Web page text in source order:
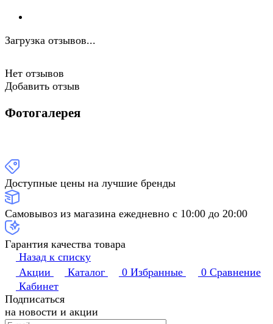
Загрузка отзывов...
Нет отзывов
Добавить отзыв
Фотогалерея
Доступные цены на лучшие бренды
Самовывоз из магазина ежедневно с 10:00 до 20:00
Гарантия качества товара
Назад к списку
Акции
Каталог 0 Избранные 0 Сравнение
Кабинет
Подписаться
на новости и акции